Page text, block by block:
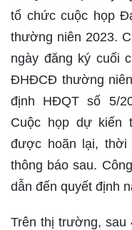
tổ chức cuộc họp
thường niên 2023.
ngày đăng ký cuối
ĐHĐCĐ thường
định HĐQT số 5/
Cuộc họp dự kiến
được hoãn lại,
thông báo sau.
dẫn đến quyết định
Trên thị trường, sau